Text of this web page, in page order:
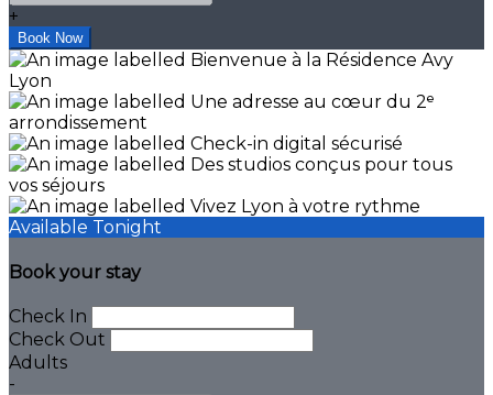
+
Available Tonight
Book your stay
Check In
Check Out
Adults
-